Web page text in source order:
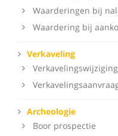
Waarderingen bij
Waardering bij
Verkaveling
Verkavelingswijziging
Archeologie
Boor prospectie